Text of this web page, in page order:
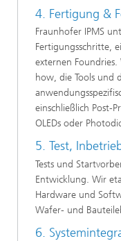
4. Fertigung &
Fraunhofer IPMS
Fertigungsschritte,
externen
how, die Tools und
einschließlich Post-
OLEDs oder
5. Test,
Tests und
Entwicklung. Wir
Hardware und
Wafer- und
6.